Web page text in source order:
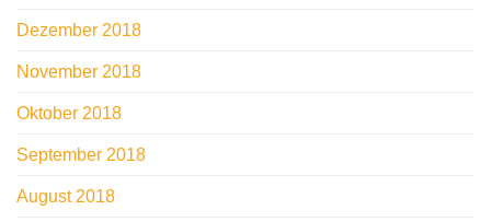
Dezember 2018
November 2018
Oktober 2018
September 2018
August 2018